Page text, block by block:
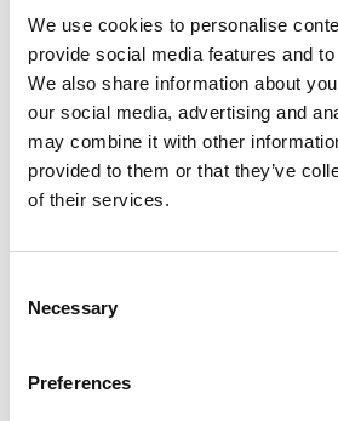
We use cookies to personalise
provide social media features and
We also share information about
our social media, advertising and
may combine it with other
provided to them or that they’ve
of their services.
Selection
Necessary
Preferences
EXTRUDE HONE 如何重新定
限
EXTRUSAX 如何利用磨粒流加
挤压性能